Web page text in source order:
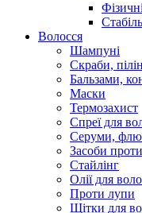
Волосся
Шампуні
Скраби,
Бальзами,
Маски
Термозахист
Спреї для
Серуми,
Засоби
Стайлінг
Олії для
Проти лупи
Щітки для